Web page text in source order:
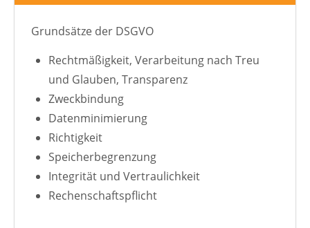
Grundsätze der DSGVO
Rechtmäßigkeit, Verarbeitung nach Treu
und Glauben, Transparenz
Zweckbindung
Datenminimierung
Richtigkeit
Speicherbegrenzung
Integrität und Vertraulichkeit
Rechenschaftspflicht